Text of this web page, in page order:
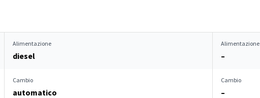
Alimentazione
diesel
Alimentazione
–
Cambio
automatico
Cambio
–